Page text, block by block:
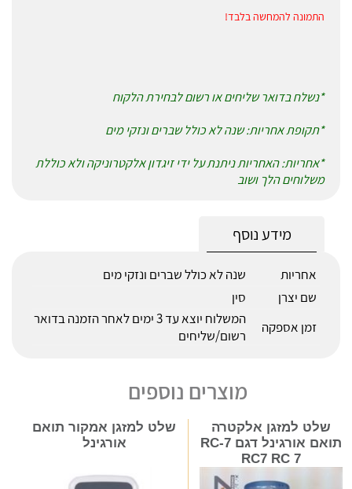
התמונה להמחשה בלבד!
*נשלח בדואר שליחים או רשום לבחירת הלקוח
*תקופת אחריות: שנה לא כולל שברים ונזקי מים
*אחריות: האחריות ניתנת על ידי זיגדון אלקטרוניקה ולא כוללת
משלוחים הלך ושוב
מידע נוסף
אחריות
שנה לא כולל שברים ונזקי מים
שם יצרן
סין
זמן אספקה
המשלוח יוצא עד 3 ימים לאחר הזמנה בדואר
רשום/שליחים
מוצרים נוספים
שלט למזגן אלקטרה
תואם אורגינל דגם RC-7
RC7 RC 7
שלט למזגן אמקור תואם
אורגינל